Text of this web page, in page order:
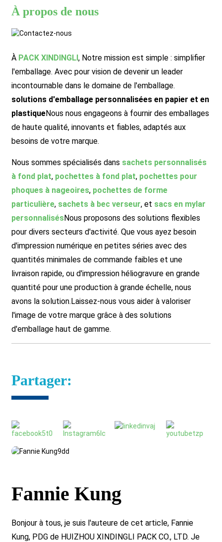
À propos de nous
À PACK XINDINGLI, Notre mission est simple : simplifier
l'emballage. Avec pour vision de devenir un leader
incontournable dans le domaine de l'emballage.
solutions d'emballage personnalisées en papier et en
plastiqueNous nous engageons à fournir des emballages
de haute qualité, innovants et fiables, adaptés aux
besoins de votre marque.
Nous sommes spécialisés dans sachets personnalisés
à fond plat, pochettes à fond plat, pochettes pour
phoques à nageoires, pochettes de forme
particulière, sachets à bec verseur, et sacs en mylar
personnalisésNous proposons des solutions flexibles
pour divers secteurs d'activité. Que vous ayez besoin
d'impression numérique en petites séries avec des
quantités minimales de commande faibles et une
livraison rapide, ou d'impression héliogravure en grande
quantité pour une production à grande échelle, nous
avons la solution.Laissez-nous vous aider à valoriser
l'image de votre marque grâce à des solutions
d'emballage haut de gamme.
Partager:
Fannie Kung
Bonjour à tous, je suis l'auteure de cet article, Fannie
Kung, PDG de HUIZHOU XINDINGLI PACK CO., LTD. Je